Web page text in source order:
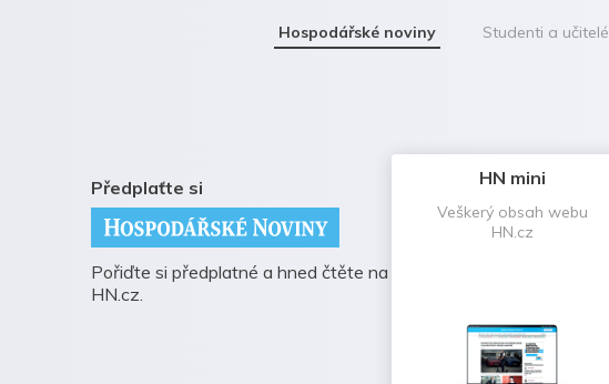
Hospodářské noviny Studenti a učitelé
Předplaťte si
Pořiďte si předplatné a hned čtěte na
HN.cz.
HN mini
Veškerý obsah webu
HN.cz